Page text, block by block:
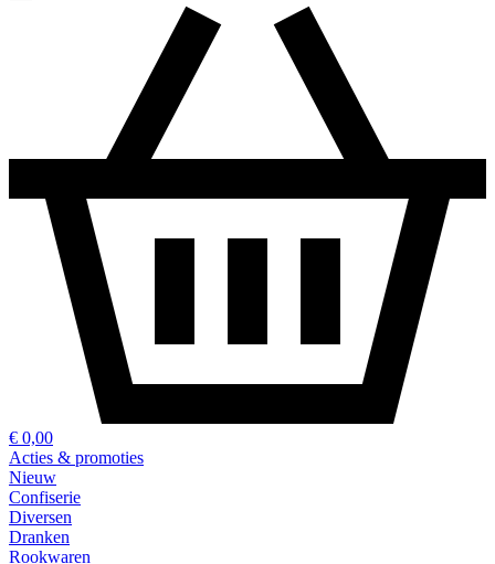
€ 0,00
Acties & promoties
Nieuw
Confiserie
Diversen
Dranken
Rookwaren